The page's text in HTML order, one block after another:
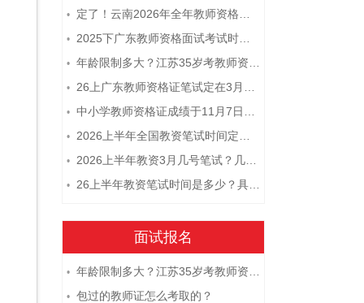
• 定了！云南2026年全年教师资格证考试日程大公开！
• 2025下广东教师资格面试考试时间及科目内容（怎么考）
• 年龄限制多大？江苏35岁考教师资格证晚吗？
• 26上广东教师资格证笔试定在3月7日！附考试指南
• 中小学教师资格证成绩于11月7日10点查！
• 2026上半年全国教资笔试时间定档！
• 2026上半年教资3月几号笔试？几点开考
• 26上半年教资笔试时间是多少？具体安排表一览
面试报名
• 年龄限制多大？江苏35岁考教师资格证晚吗？
• 包过的教师证怎么考取的？